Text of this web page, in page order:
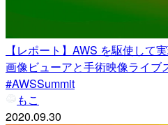
【レポート】AWS を駆使して
画像ビューアと手術映像ライブ
#AWSSummit
もこ
2020.09.30